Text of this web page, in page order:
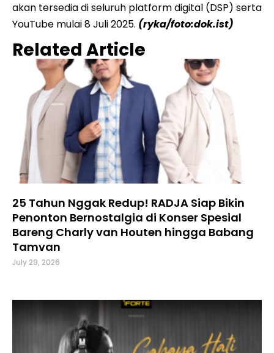
akan tersedia di seluruh platform digital (DSP) serta
YouTube mulai 8 Juli 2025. (ryka/foto:dok.ist)
Related Article
25 Tahun Nggak Redup! RADJA Siap Bikin
Penonton Bernostalgia di Konser Spesial
Bareng Charly van Houten hingga Babang
Tamvan
July 29, 2026